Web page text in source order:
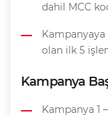
dahil MCC
olan ilk 5
Kampanya
Kampanya 1